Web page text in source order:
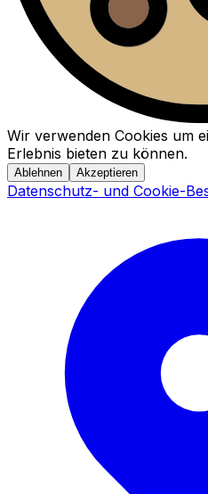
Wir verwenden Cookies um
Erlebnis bieten zu können.
Ablehnen Akzeptieren
Datenschutz- und Cookie-